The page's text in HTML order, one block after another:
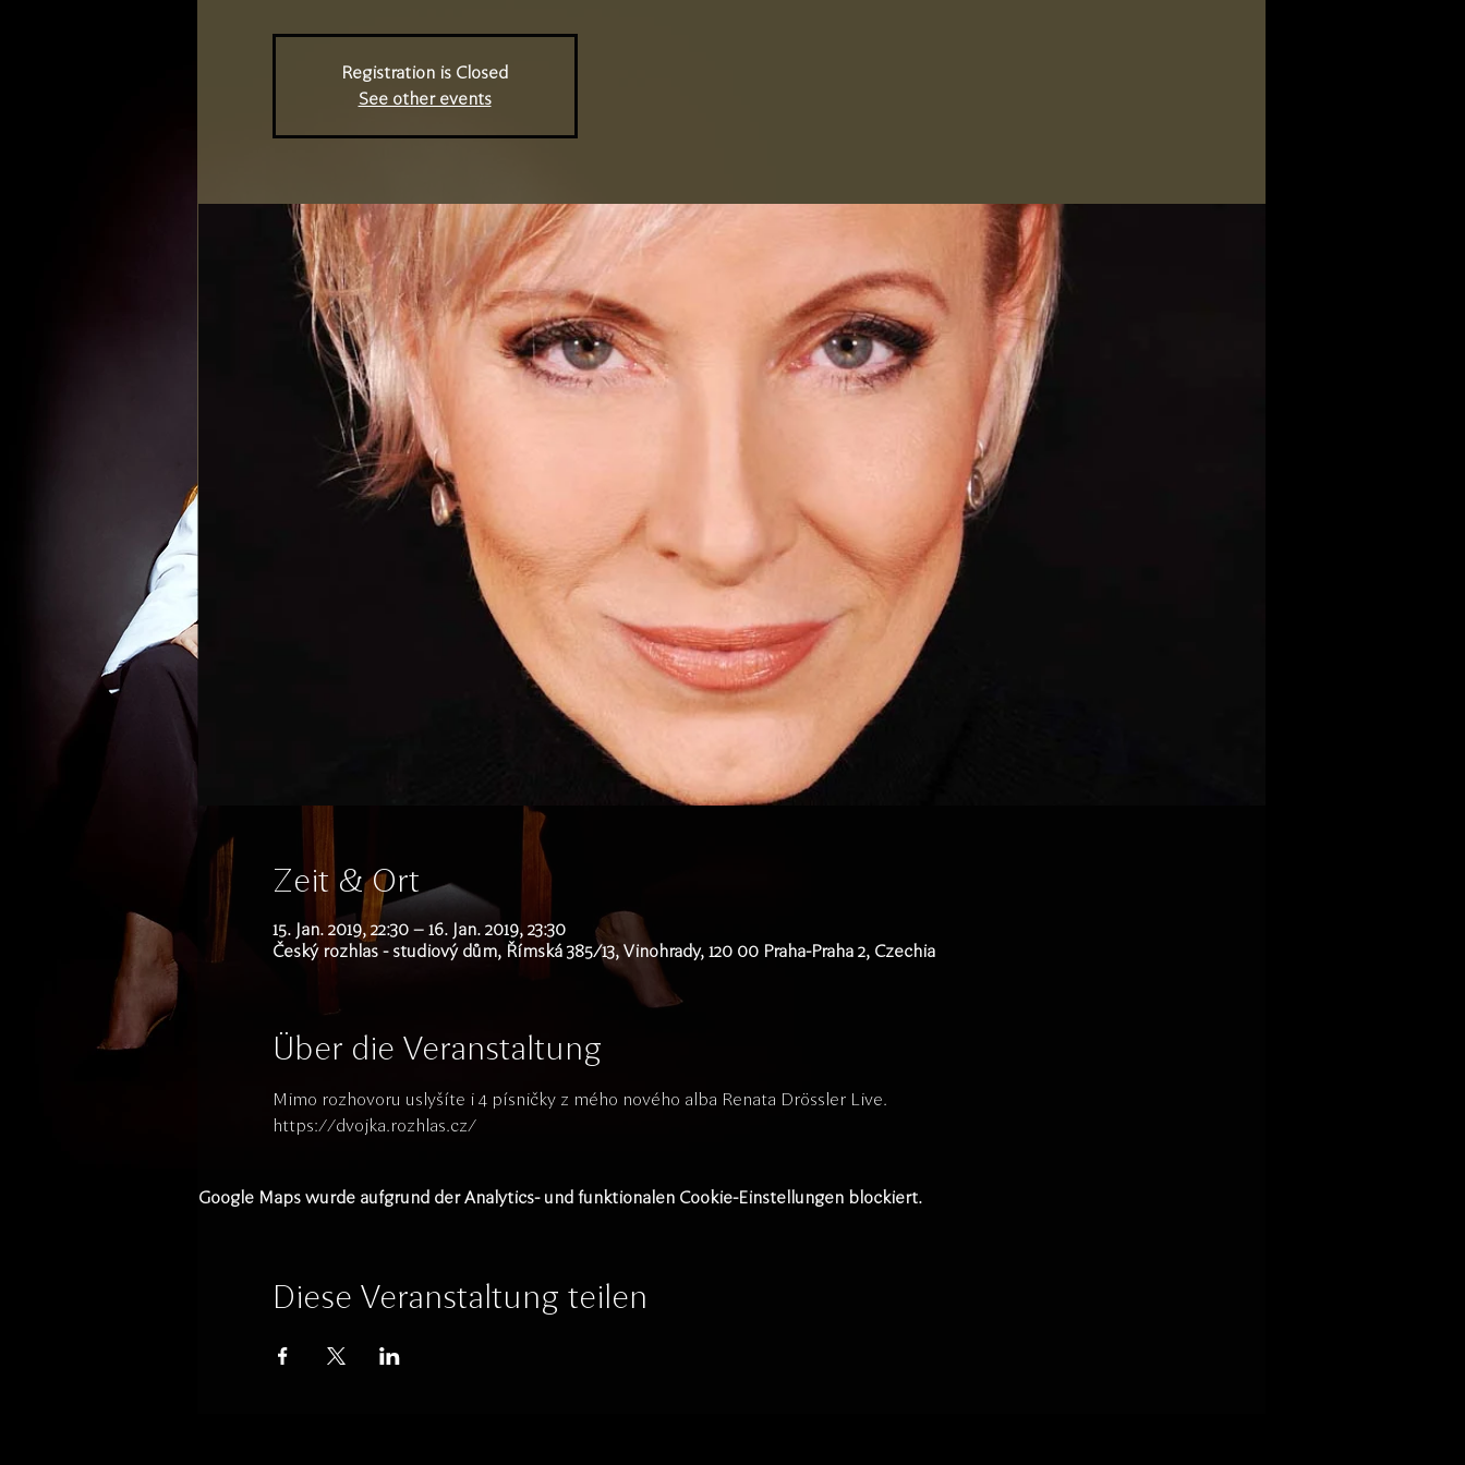
Registration is Closed
See other events
Zeit & Ort
15. Jan. 2019, 22:30 – 16. Jan. 2019, 23:30
Český rozhlas - studiový dům, Římská 385/13, Vinohrady, 120 00 Praha-Praha 2, Czechia
Über die Veranstaltung
Mimo rozhovoru uslyšíte i 4 písničky z mého nového alba Renata Drössler Live.
https://dvojka.rozhlas.cz/
Google Maps wurde aufgrund der Analytics- und funktionalen Cookie-Einstellungen blockiert.
Diese Veranstaltung teilen